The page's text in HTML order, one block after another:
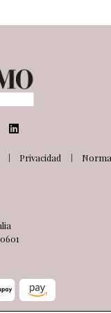
Privacidad